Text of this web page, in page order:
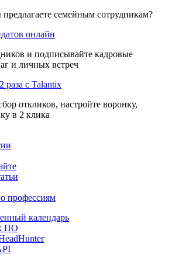
семейным сотрудникам?
онлайн
и подписывайте кадровые
и личных встреч
раза с Talantix
откликов, настройте воронку,
в 2 клика
профессиям
календарь
ПО